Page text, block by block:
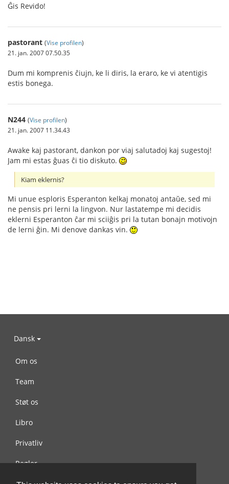
Ĝis Revido!
pastorant (Vise profilen)
21. jan. 2007 07.50.35
Dum mi komprenis ĉiujn, ke li diris, la eraro, ke vi atentigis
estis bonega.
N244 (Vise profilen)
21. jan. 2007 11.34.43
Awake kaj pastorant, dankon por viaj salutadoj kaj sugestoj!
Jam mi estas ĝuas ĉi tio diskuto.
Kiam eklernis?
Mi unue esploris Esperanton kelkaj monatoj antaŭe, sed mi
ne pensis pri lerni la lingvon. Nur lastatempe mi decidis
eklerni Esperanton ĉar mi sciiĝis pri la tutan bonajn motivojn
de lerni ĝin. Mi denove dankas vin.
Dansk
Om os
Team
Støt os
Libro
Privatliv
Regler